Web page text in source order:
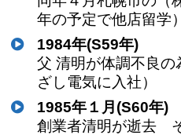
年の予定で他店留学）
1984年(S59年)
父 清明が体調不良
ざし電気に入社）
1985年１月(S60年)
創業者清明が逝去